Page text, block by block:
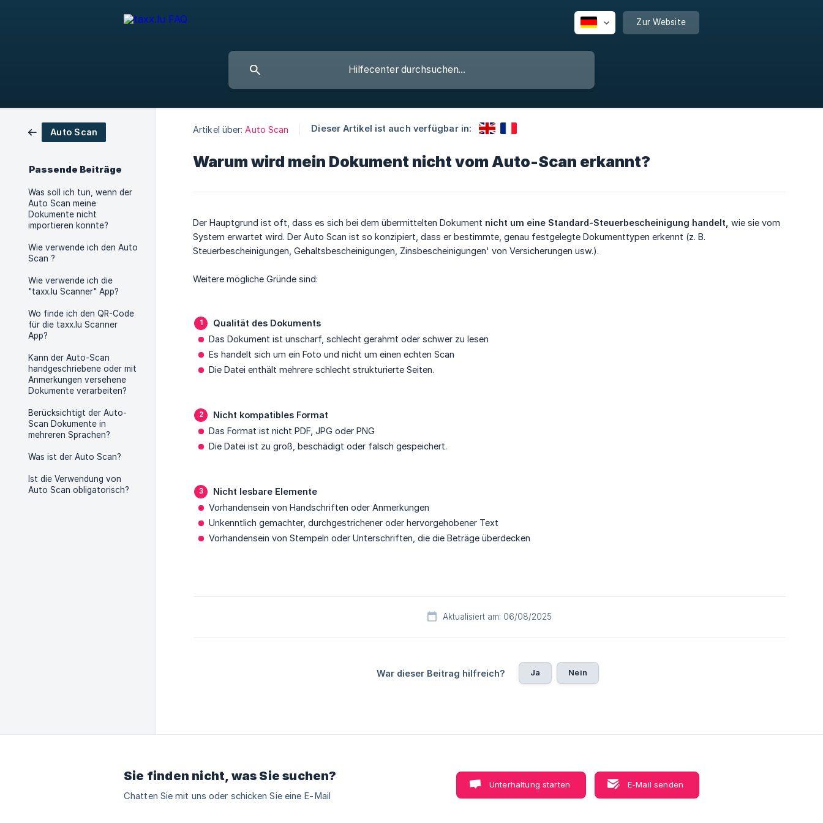
Zur Website
Auto Scan
Passende Beiträge
Was soll ich tun, wenn der
Auto Scan meine
Dokumente nicht
importieren konnte?
Wie verwende ich den Auto
Scan ?
Wie verwende ich die
"taxx.lu Scanner" App?
Wo finde ich den QR-Code
für die taxx.lu Scanner
App?
Kann der Auto-Scan
handgeschriebene oder mit
Anmerkungen versehene
Dokumente verarbeiten?
Berücksichtigt der Auto-
Scan Dokumente in
mehreren Sprachen?
Was ist der Auto Scan?
Ist die Verwendung von
Auto Scan obligatorisch?
Artikel über: Auto Scan Dieser Artikel ist auch verfügbar in:
Warum wird mein Dokument nicht vom Auto-Scan erkannt?
Der Hauptgrund ist oft, dass es sich bei dem übermittelten Dokument nicht um eine Standard-Steuerbescheinigung handelt, wie sie vom
System erwartet wird. Der Auto Scan ist so konzipiert, dass er bestimmte, genau festgelegte Dokumenttypen erkennt (z. B.
Steuerbescheinigungen, Gehaltsbescheinigungen, Zinsbescheinigungen' von Versicherungen usw.).
Weitere mögliche Gründe sind:
Qualität des Dokuments
Das Dokument ist unscharf, schlecht gerahmt oder schwer zu lesen
Es handelt sich um ein Foto und nicht um einen echten Scan
Die Datei enthält mehrere schlecht strukturierte Seiten.
Nicht kompatibles Format
Das Format ist nicht PDF, JPG oder PNG
Die Datei ist zu groß, beschädigt oder falsch gespeichert.
Nicht lesbare Elemente
Vorhandensein von Handschriften oder Anmerkungen
Unkenntlich gemachter, durchgestrichener oder hervorgehobener Text
Vorhandensein von Stempeln oder Unterschriften, die die Beträge überdecken
Aktualisiert am: 06/08/2025
War dieser Beitrag hilfreich? Ja Nein
Sie finden nicht, was Sie suchen?
Chatten Sie mit uns oder schicken Sie eine E-Mail
Unterhaltung starten E-Mail senden